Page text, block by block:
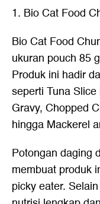
1. Bio Cat Food
Bio Cat Food
ukuran pouch 85
Produk ini hadir
seperti Tuna
Gravy, Chopped
hingga Mackerel
Potongan daging
membuat produk
picky eater.